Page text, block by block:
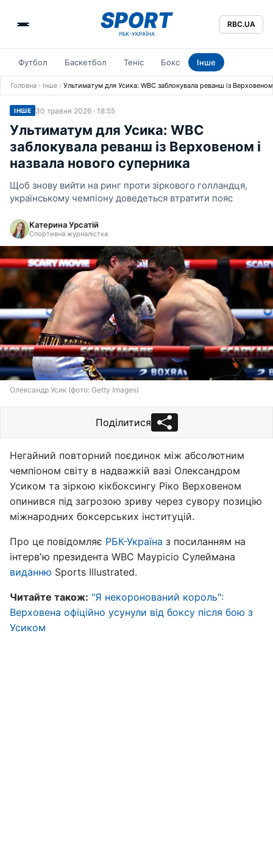
RBC.UA
Футбол Баскетбол Теніс Бокс Інше
Головна › Інше › Ультиматум для Усика: WBC заблокувала реванш із
ІНШЕ 30 травня 2026 · 18:55
Ультиматум для Усика: WBC
заблокувала реванш із Верховеном і
назвала нового суперника
Щоб знову вийти на ринг проти зіркового голландця,
українському чемпіону доведеться втратити пояс
Катерина Урсатій
Спортивна журналістка
Олександр Усик (фото: Getty Images)
Поділитися
Негайний повторний поєдинок між абсолютним
чемпіоном світу в надважкій вазі Олександром
Усиком та зіркою кікбоксингу Ріко Верховеном
опинився під загрозою зриву через сувору позицію
міжнародних боксерських інституцій.
Про це повідомляє РБК-Україна з посиланням на
інтерв'ю президента WBC Маурісіо Сулеймана
виданню Sports Illustrated.
Читайте також: "Я некоронований король":
Верховена офіційно усунули від боксу після бою з
Усиком